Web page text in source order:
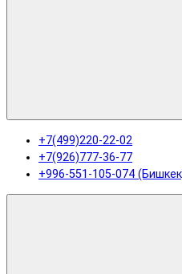
+7(499)220-22-02
+7(926)777-36-77
+996-551-105-074